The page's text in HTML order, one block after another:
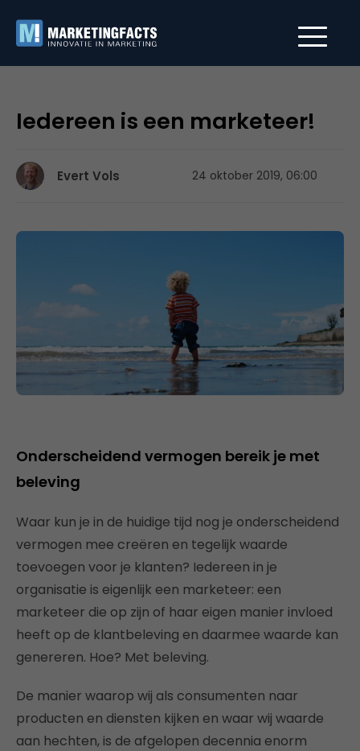
Iedereen is een marketeer!
Evert Vols 24 oktober 2019, 06:00
Onderscheidend vermogen bereik je met
beleving
Waar kun je in de huidige tijd nog je onderscheidend
vermogen mee creëren en tegelijk waarde
toevoegen voor je klanten? Iedereen in je
organisatie is eigenlijk een marketeer: een
marketeer die op zijn of haar eigen manier invloed
heeft op de klantbeleving en daarmee waarde kan
genereren. Hoe? Met beleving.
De manier waarop wij als consumenten naar
producten en diensten kijken en waar wij waarde
aan hechten, is de afgelopen decennia enorm